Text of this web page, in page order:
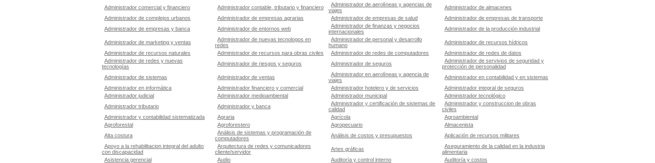
Administrador comercial y financiero
Administrador contable, tributario y financiero
Administrador de aerolíneas y agencias de
viajes
Administrador de almacenes
Administrador de complejos urbanos
Administrador de empresas agrarias Administrador de empresas de salud
Administrador de empresas de transporte
Administrador de empresas y banca
Administrador de entornos web
Administrador de finanzas y negocios
internacionales
Administrador de la producción industrial
Administrador de marketing y ventas
Administrador de nuevas tecnologos en
redes
Administrador de personal y desarrollo
humano
Administrador de recursos hídricos
Administrador de recursos naturales
Administrador de recursos para obras civiles Administrador de redes de computadores
Administrador de redes de datos
Administrador de redes y nuevas
tecnologías
Administrador de riesgos y seguros Administrador de seguros
Administrador de servivios de seguridad y
protección de personalidad
Administrador de sistemas
Administrador de ventas
Administrador en aerolíneas y agencia de
viajes
Administrador en contabilidad y en sistemas
Administrador en informática
Administrador financiero y comercial Administrador hotelero y de servicios
Administrador integral de seguros
Administrador judicial
Administrador medioambiental Administrador municipal
Administrador tecnológico
Administrador tributario
Administrador y banca
Administrador y certificación de sistemas de
calidad
Administrador y construccion de obras
civiles
Administrador y contabilidad sistematizada
Agraria Agrícola
Agroambiental
Agroforestal
Agroforestero Agropecuario
Almacenista
Alta costura
Análisis de sistemas y programación de
computadores
Análisis de costos y presupuestos
Aplicación de recursos militares
Apoyo a la rehabilitacion integral del adulto
con discapacidad
Arquitectura de redes y comunicadores
cliente/servidor
Artes gráficas
Aseguramiento de la calidad en la industria
alimentaria
Asistencia gerencial
Audio Auditoría y control interno
Auditoría y costos